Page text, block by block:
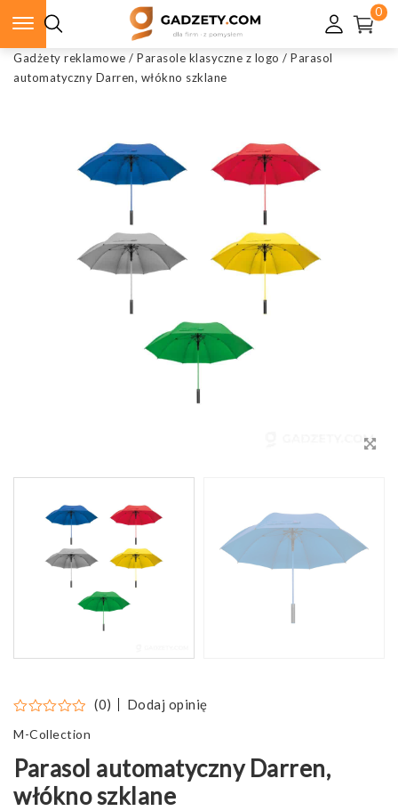
0
Gadżety reklamowe / Parasole klasyczne z logo / Parasol
automatyczny Darren, włókno szklane
(0) Dodaj opinię
M-Collection
Parasol automatyczny Darren,
włókno szklane